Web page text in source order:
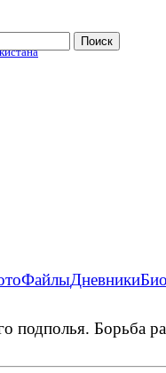
ФайлыДневники
Борьба